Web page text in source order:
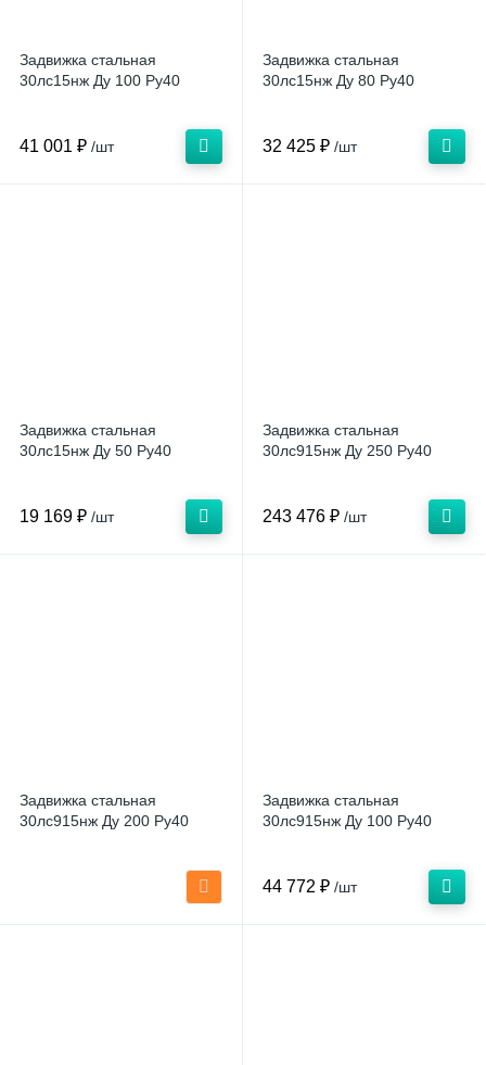
Задвижка стальная
30лс15нж Ду 100 Ру40
41 001 ₽ /шт
Задвижка стальная
30лс15нж Ду 80 Ру40
32 425 ₽ /шт
Задвижка стальная
30лс15нж Ду 50 Ру40
19 169 ₽ /шт
Задвижка стальная
30лс915нж Ду 250 Ру40
243 476 ₽ /шт
Задвижка стальная
30лс915нж Ду 200 Ру40
Задвижка стальная
30лс915нж Ду 100 Ру40
44 772 ₽ /шт